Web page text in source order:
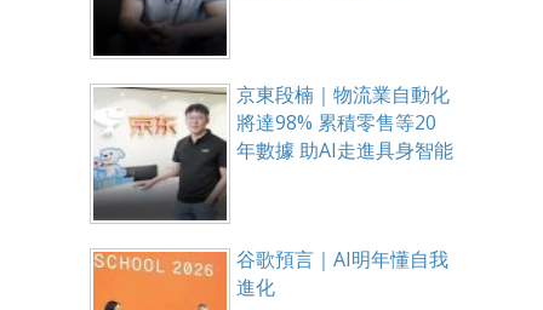
京東段楠｜物流業自動化
將達98% 累積零售等20
年數據 助AI走進具身智能
谷歌預言｜AI明年懂自我
進化